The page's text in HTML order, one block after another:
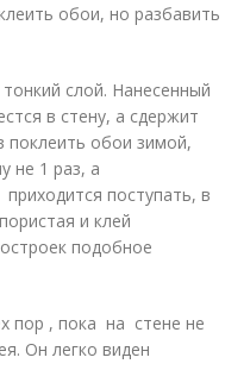
обои, но разбавить
слой. Нанесенный
в стену, а сдержит
поклеить обои зимой,
не 1 раз, а
поступать, в
и клей
подобное
пор , пока на стене не
Он легко виден